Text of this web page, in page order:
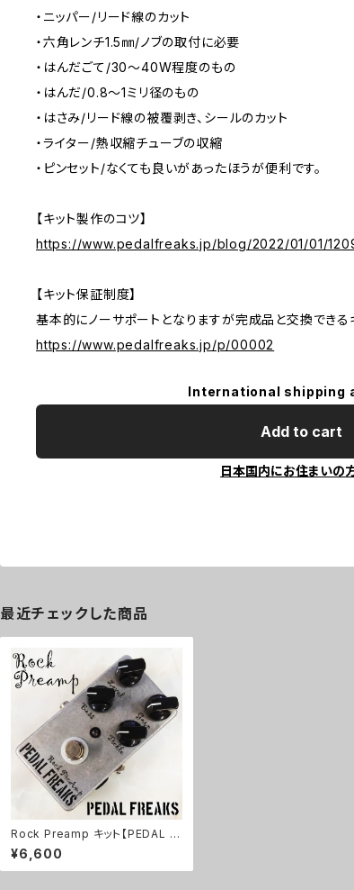
・ニッパー/リード線のカット
・六角レンチ1.5㎜/ノブの取付に必要
・はんだごて/30～40W程度のもの
・はんだ/0.8～1ミリ径のもの
・はさみ/リード線の被覆剥き、シールのカット
・ライター/熱収縮チューブの収縮
・ピンセット/なくても良いがあったほうが便利です。
【キット製作のコツ】
https://www.pedalfreaks.jp/blog/2022/01/01/
【キット保証制度】
基本的にノーサポートとなりますが完成品と交換できる
https://www.pedalfreaks.jp/p/00002
International shipping
Add to cart
日本国内にお住まいの
最近チェックした商品
Rock Preamp キット【PEDAL F
REAKS】
¥6,600